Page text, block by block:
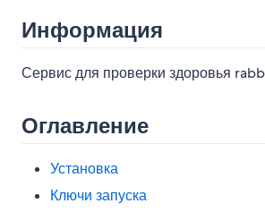
Информация
Сервис для проверки здоровья
Оглавление
Установка
Ключи запуска